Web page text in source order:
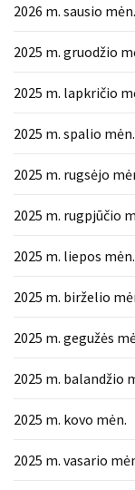
2026 m. sausio mėn.
2025 m. gruodžio
2025 m. lapkričio
2025 m. spalio mėn.
2025 m. rugsėjo
2025 m. rugpjūčio
2025 m. liepos mėn.
2025 m. birželio
2025 m. gegužės
2025 m. balandžio
2025 m. kovo mėn.
2025 m. vasario